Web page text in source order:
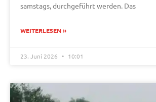
samstags, durchgeführt werden. Das
WEITERLESEN »
23. Juni 2026 10:01